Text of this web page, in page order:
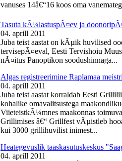
vanuses 14â€“16 koos oma
Tasuta kÃ¼lastuspÃ¤ev ja
04. aprill 2011
Juba teist aastat on kÃµik huvilised
tervisepÃ¤eval, Eesti Tervishoiu
nÃ¤itus Panoptikon soodushinnaga...
Algas registreerimine Raplamaa
04. aprill 2011
Juba teist aastat korraldab Eesti
kohalike omavalitsustega
ViieteistkÃ¼mnes maakonnas
Grillimises â€“ Grillfest vÃµistleb
kui 3000 grillihuvilist inimest...
Heategevuslik taaskasutuskeskus
04. aprill 2011